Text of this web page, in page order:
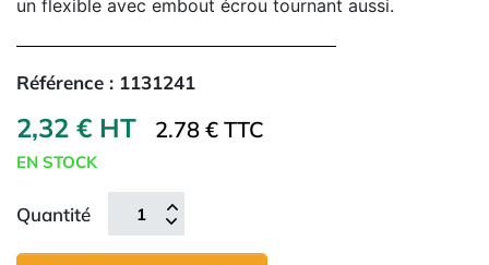
un flexible avec embout écrou tournant aussi.
Référence : 1131241
2,32 € HT 2.78 € TTC
EN STOCK
Quantité